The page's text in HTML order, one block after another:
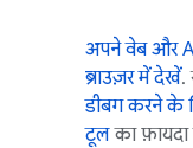
अपने वेब और
ब्राउज़र में देखें.
डीबग करने के
टूलका